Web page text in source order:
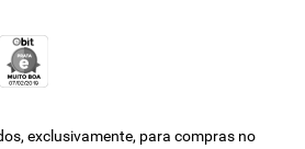
exclusivamente, para compras no